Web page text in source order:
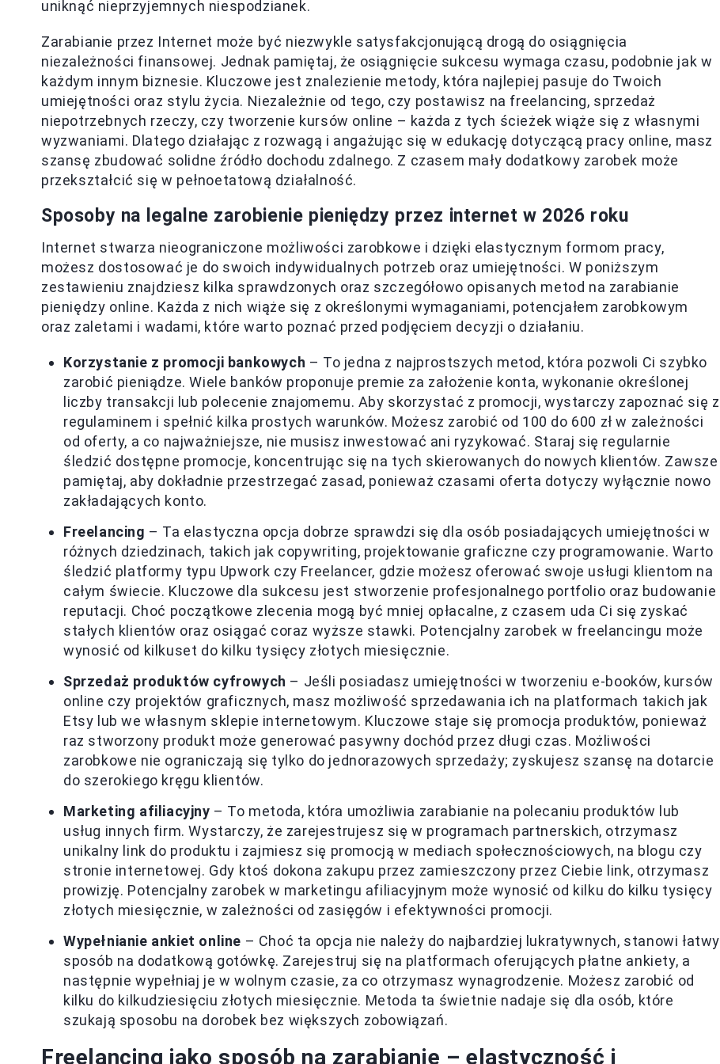
uniknąć nieprzyjemnych niespodzianek.
Zarabianie przez Internet może być niezwykle satysfakcjonującą drogą do osiągnięcia
niezależności finansowej. Jednak pamiętaj, że osiągnięcie sukcesu wymaga czasu, podobnie jak w
każdym innym biznesie. Kluczowe jest znalezienie metody, która najlepiej pasuje do Twoich
umiejętności oraz stylu życia. Niezależnie od tego, czy postawisz na freelancing, sprzedaż
niepotrzebnych rzeczy, czy tworzenie kursów online – każda z tych ścieżek wiąże się z własnymi
wyzwaniami. Dlatego działając z rozwagą i angażując się w edukację dotyczącą pracy online, masz
szansę zbudować solidne źródło dochodu zdalnego. Z czasem mały dodatkowy zarobek może
przekształcić się w pełnoetatową działalność.
Sposoby na legalne zarobienie pieniędzy przez internet w 2026 roku
Internet stwarza nieograniczone możliwości zarobkowe i dzięki elastycznym formom pracy,
możesz dostosować je do swoich indywidualnych potrzeb oraz umiejętności. W poniższym
zestawieniu znajdziesz kilka sprawdzonych oraz szczegółowo opisanych metod na zarabianie
pieniędzy online. Każda z nich wiąże się z określonymi wymaganiami, potencjałem zarobkowym
oraz zaletami i wadami, które warto poznać przed podjęciem decyzji o działaniu.
Korzystanie z promocji bankowych – To jedna z najprostszych metod, która pozwoli Ci szybko
zarobić pieniądze. Wiele banków proponuje premie za założenie konta, wykonanie określonej
liczby transakcji lub polecenie znajomemu. Aby skorzystać z promocji, wystarczy zapoznać się z
regulaminem i spełnić kilka prostych warunków. Możesz zarobić od 100 do 600 zł w zależności
od oferty, a co najważniejsze, nie musisz inwestować ani ryzykować. Staraj się regularnie
śledzić dostępne promocje, koncentrując się na tych skierowanych do nowych klientów. Zawsze
pamiętaj, aby dokładnie przestrzegać zasad, ponieważ czasami oferta dotyczy wyłącznie nowo
zakładających konto.
Freelancing – Ta elastyczna opcja dobrze sprawdzi się dla osób posiadających umiejętności w
różnych dziedzinach, takich jak copywriting, projektowanie graficzne czy programowanie. Warto
śledzić platformy typu Upwork czy Freelancer, gdzie możesz oferować swoje usługi klientom na
całym świecie. Kluczowe dla sukcesu jest stworzenie profesjonalnego portfolio oraz budowanie
reputacji. Choć początkowe zlecenia mogą być mniej opłacalne, z czasem uda Ci się zyskać
stałych klientów oraz osiągać coraz wyższe stawki. Potencjalny zarobek w freelancingu może
wynosić od kilkuset do kilku tysięcy złotych miesięcznie.
Sprzedaż produktów cyfrowych – Jeśli posiadasz umiejętności w tworzeniu e-booków, kursów
online czy projektów graficznych, masz możliwość sprzedawania ich na platformach takich jak
Etsy lub we własnym sklepie internetowym. Kluczowe staje się promocja produktów, ponieważ
raz stworzony produkt może generować pasywny dochód przez długi czas. Możliwości
zarobkowe nie ograniczają się tylko do jednorazowych sprzedaży; zyskujesz szansę na dotarcie
do szerokiego kręgu klientów.
Marketing afiliacyjny – To metoda, która umożliwia zarabianie na polecaniu produktów lub
usług innych firm. Wystarczy, że zarejestrujesz się w programach partnerskich, otrzymasz
unikalny link do produktu i zajmiesz się promocją w mediach społecznościowych, na blogu czy
stronie internetowej. Gdy ktoś dokona zakupu przez zamieszczony przez Ciebie link, otrzymasz
prowizję. Potencjalny zarobek w marketingu afiliacyjnym może wynosić od kilku do kilku tysięcy
złotych miesięcznie, w zależności od zasięgów i efektywności promocji.
Wypełnianie ankiet online – Choć ta opcja nie należy do najbardziej lukratywnych, stanowi łatwy
sposób na dodatkową gotówkę. Zarejestruj się na platformach oferujących płatne ankiety, a
następnie wypełniaj je w wolnym czasie, za co otrzymasz wynagrodzenie. Możesz zarobić od
kilku do kilkudziesięciu złotych miesięcznie. Metoda ta świetnie nadaje się dla osób, które
szukają sposobu na dorobek bez większych zobowiązań.
Freelancing jako sposób na zarabianie – elastyczność i